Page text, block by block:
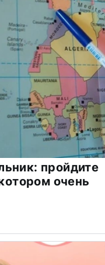
пройдите
очень